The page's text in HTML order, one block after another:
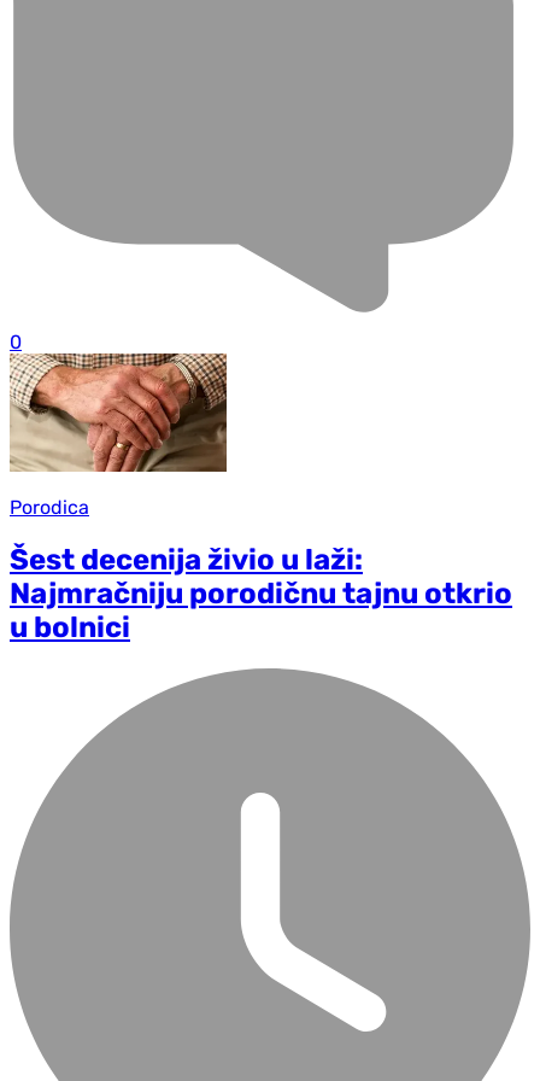
0
Porodica
Šest decenija živio u laži:
Najmračniju porodičnu tajnu otkrio
u bolnici